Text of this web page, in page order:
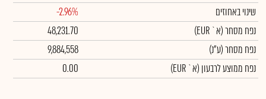
שינוי באחוזים
-2.96%
נפח מסחר(א` EUR)
48,231.70
נפח מסחר(ע"נ)
9,884,558
נפח ממוצע לרבעון (א` EUR)
0.00